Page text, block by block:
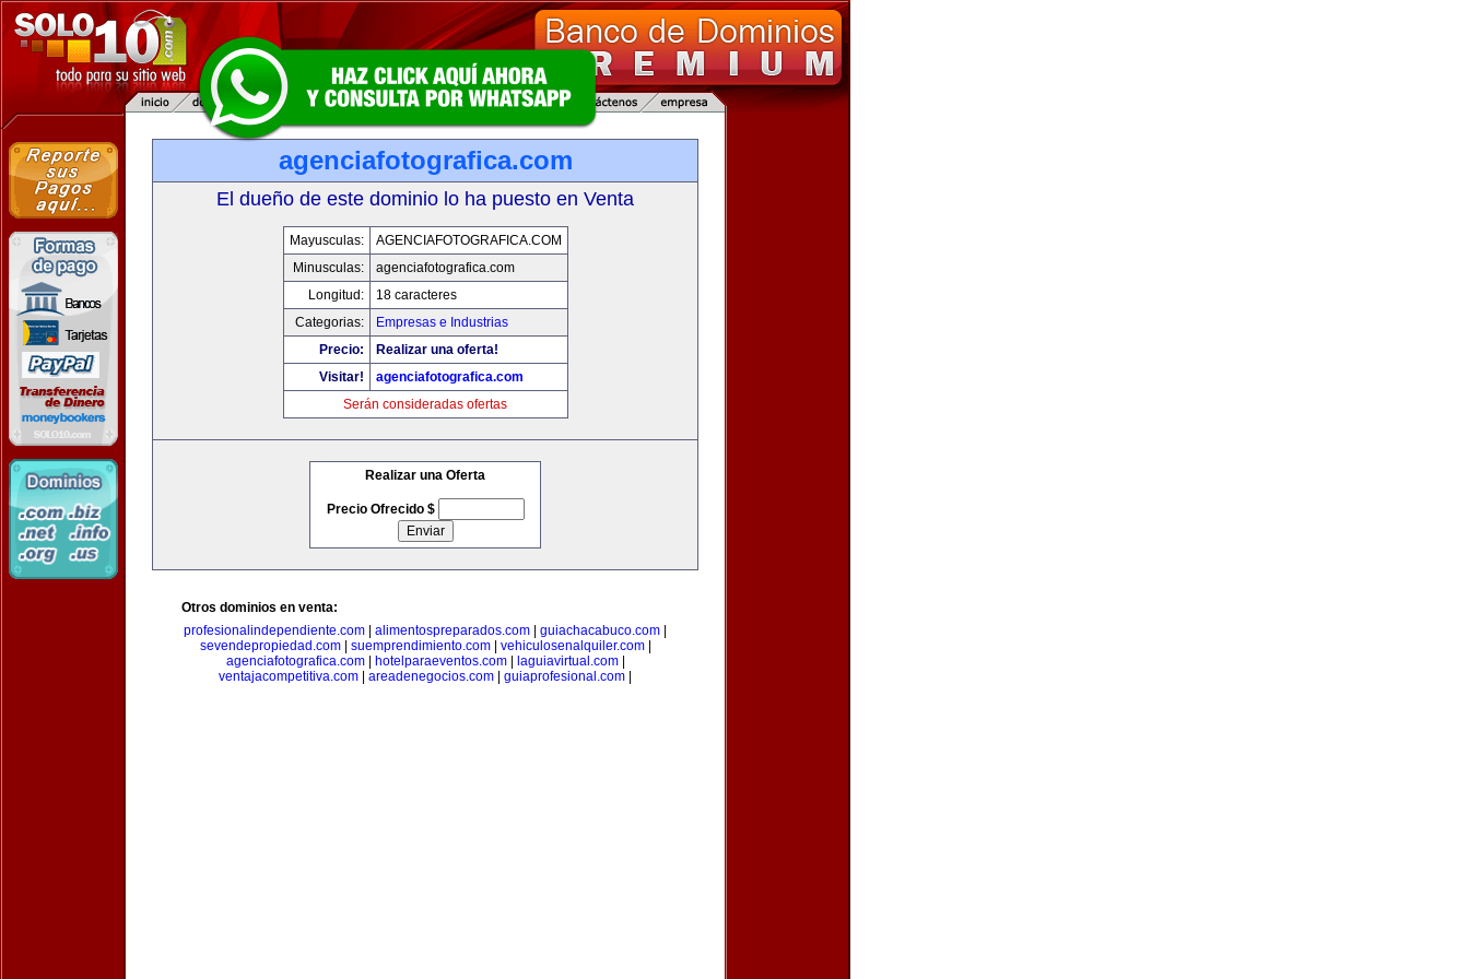
agenciafotografica.com
El dueño de este dominio lo ha puesto en Venta
Mayusculas:
AGENCIAFOTOGRAFICA.COM
Minusculas:
agenciafotografica.com
Longitud:
18 caracteres
Categorias:
Empresas e Industrias
Precio:
Realizar una oferta!
Visitar!
agenciafotografica.com
Serán consideradas ofertas
Realizar una Oferta
Precio Ofrecido $
Otros dominios en venta:
profesionalindependiente.com
alimentospreparados.com guiachacabuco.com
sevendepropiedad.com| suemprendimiento.com| vehiculosenalquiler.com|
agenciafotografica.com| hotelparaeventos.com| laguiavirtual.com|
ventajacompetitiva.com
areadenegocios.com guiaprofesional.com